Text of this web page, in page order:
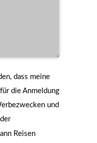
dass meine
die Anmeldung
und
Reisen